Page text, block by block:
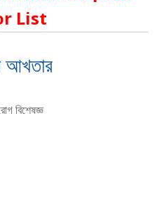
List
আখতার
বিশেষজ্ঞ